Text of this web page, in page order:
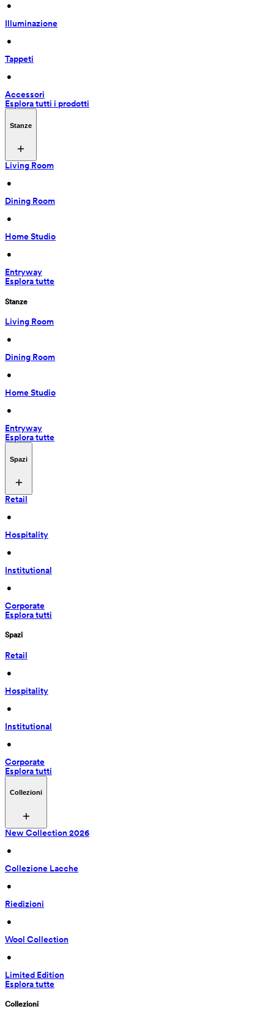
•
Illuminazione
•
Tappeti
•
Accessori
Esplora tutti i prodotti
Stanze
Living Room
•
Dining Room
•
Home Studio
•
Entryway
Esplora tutte
Stanze
Living Room
•
Dining Room
•
Home Studio
•
Entryway
Esplora tutte
Spazi
Retail
•
Hospitality
•
Institutional
•
Corporate
Esplora tutti
Spazi
Retail
•
Hospitality
•
Institutional
•
Corporate
Esplora tutti
Collezioni
New Collection 2026
•
Collezione Lacche
•
Riedizioni
•
Wool Collection
•
Limited Edition
Esplora tutte
Collezioni